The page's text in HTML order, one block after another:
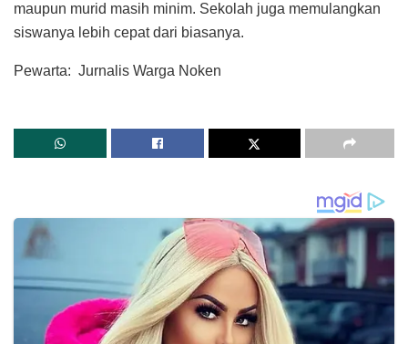
maupun murid masih minim. Sekolah juga memulangkan
siswanya lebih cepat dari biasanya.
Pewarta: Jurnalis Warga Noken